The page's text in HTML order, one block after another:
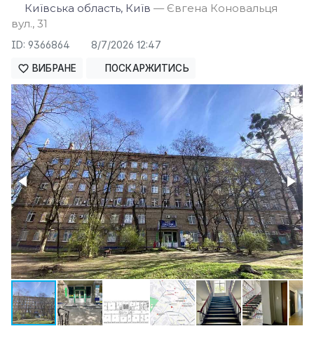
Київська область, Київ — Євгена Коновальця
вул., 31
ID: 9366864 8/7/2026 12:47
ВИБРАНЕ ПОСКАРЖИТИСЬ
×